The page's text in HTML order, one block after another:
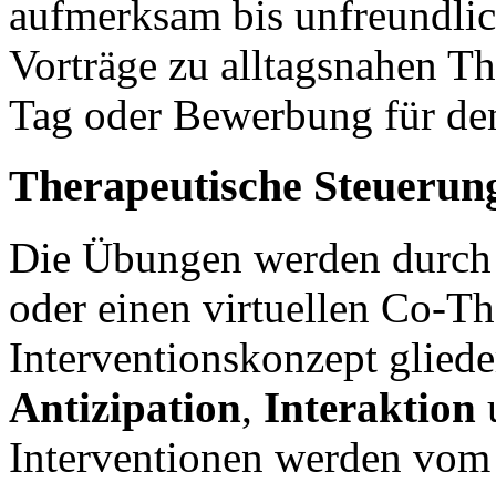
aufmerksam bis
Vorträge zu alltagsnahen
Tag oder Bewerbung für
Therapeutische
Die Übungen werden
oder einen virtuellen Co-
Interventionskonzept
Antizipation, Interaktion
Interventionen werden